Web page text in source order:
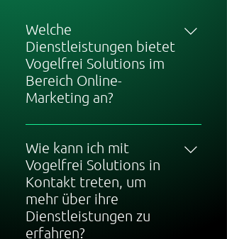
Welche
Dienstleistungen bietet
Vogelfrei Solutions im
Bereich Online-
Marketing an?
Wir bietet eine breite Palette von
Online-Marketing-
Dienstleistungen an, darunter
Webdesign,
Suchmaschinenoptimierung (SEO),
Suchmaschinenmarketing (SEM),
Social Media Management und
Wie kann ich mit
Vogelfrei Solutions in
Kontakt treten, um
mehr über ihre
Dienstleistungen zu
erfahren?